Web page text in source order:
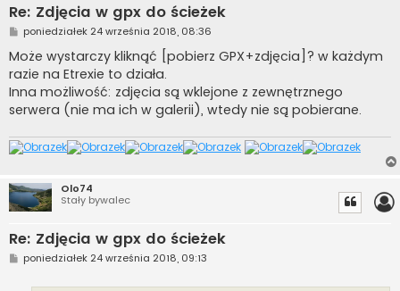
Re: Zdjęcia w gpx do ścieżek
P
o
s
t
poniedziałek 24 września 2018, 08:36
Może wystarczy kliknąć [pobierz GPX+zdjęcia]? w każdym
razie na Etrexie to działa.
Inna możliwość: zdjęcia są wklejone z zewnętrznego
serwera (nie ma ich w galerii), wtedy nie są pobierane.
Olo74
Stały bywalec
Re: Zdjęcia w gpx do ścieżek
P
o
poniedziałek 24 września 2018, 09:13